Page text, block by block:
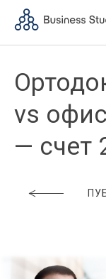
vs
— счет